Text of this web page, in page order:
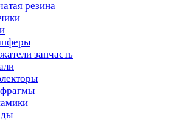
резина
запчасть